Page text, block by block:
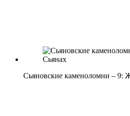
Сьяновские каменоломни – 9: